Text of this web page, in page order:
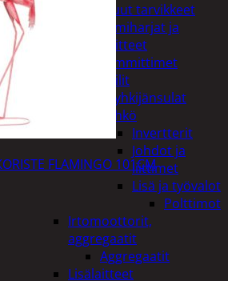
muut tarvikkeet
Lumiharjat ja
peitteet
Lämmittimet
Peilit
Pyyhkijänsulat
Sähkö
Invertterit
Johdot ja
liittimet
Lisä ja työvalot
Polttimot
Irtomoottorit,
aggregaatit
Aggregaatit
Lisälaitteet
FLAMINGO 101CM